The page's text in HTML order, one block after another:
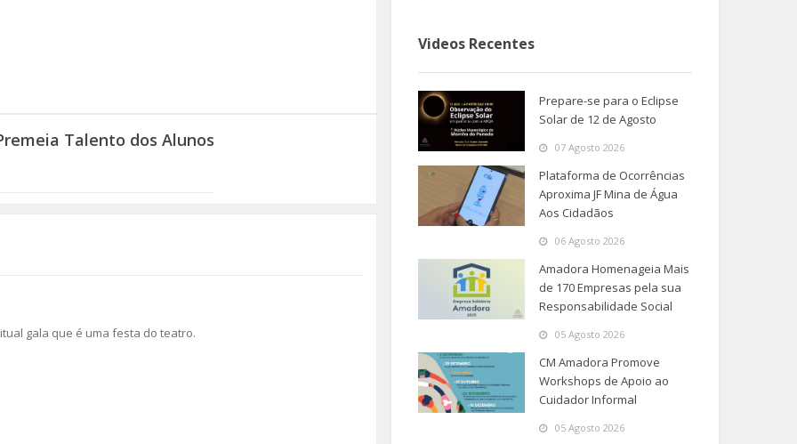
Talento dos Alunos
gala que é uma festa do teatro.
Videos Recentes
Prepare-se para o Eclipse
Solar de 12 de Agosto
07 Agosto 2026
Plataforma de Ocorrências
Aproxima JF Mina de Água
Aos Cidadãos
06 Agosto 2026
Amadora Homenageia Mais
de 170 Empresas pela sua
Responsabilidade Social
05 Agosto 2026
CM Amadora Promove
Workshops de Apoio ao
Cuidador Informal
05 Agosto 2026